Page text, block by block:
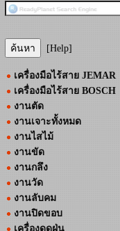
[Help]
เครื่องมือไร้สาย JEMAR
เครื่องมือไร้สาย BOSCH
งานตัด
งานเจาะทั้งหมด
งานไสไม้
งานขัด
งานกลึง
งานวัด
งานลับคม
งานปิดขอบ
เครื่องดูดฝุ่น